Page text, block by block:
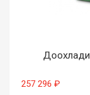
257 296 ₽